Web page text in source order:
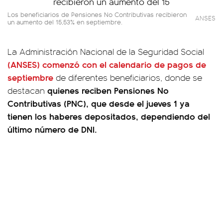
Los beneficiarios de Pensiones No Contributivas recibieron
un aumento del 15,53% en septiembre. ANSES
La Administración Nacional de la Seguridad Social
(ANSES) comenzó con el calendario de pagos de
septiembre de diferentes beneficiarios, donde se
destacan quienes reciben Pensiones No
Contributivas (PNC), que desde el jueves 1 ya
tienen los haberes depositados, dependiendo del
último número de DNI.